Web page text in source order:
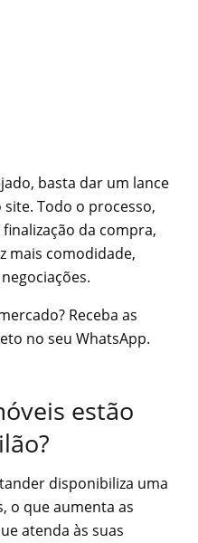
basta dar um lance
Todo o processo,
da compra,
mais comodidade,
Receba as
no seu WhatsApp.
estão
disponibiliza uma
o que aumenta as
atenda às suas